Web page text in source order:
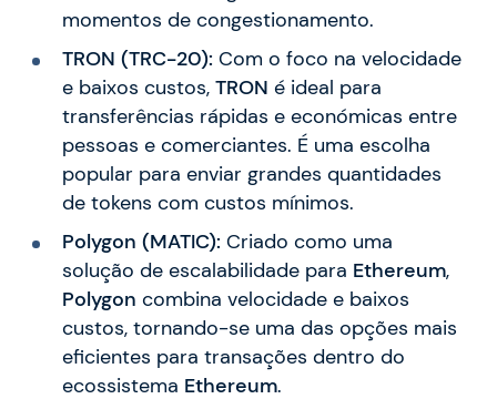
momentos de congestionamento.
TRON (TRC-20): Com o foco na velocidade
e baixos custos, TRON é ideal para
transferências rápidas e económicas entre
pessoas e comerciantes. É uma escolha
popular para enviar grandes quantidades
de tokens com custos mínimos.
Polygon (MATIC): Criado como uma
solução de escalabilidade para Ethereum,
Polygon combina velocidade e baixos
custos, tornando-se uma das opções mais
eficientes para transações dentro do
ecossistema Ethereum.